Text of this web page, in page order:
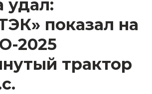
удал:
показал на
2025
трактор